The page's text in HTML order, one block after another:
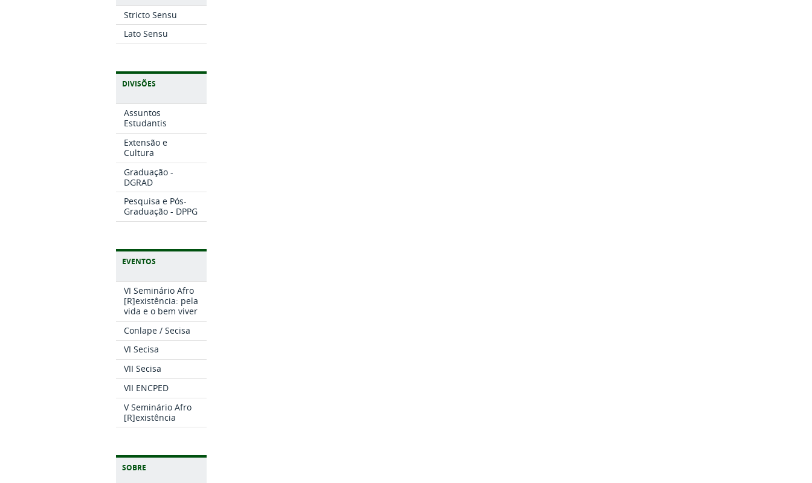
Stricto Sensu
Lato Sensu
DIVISÕES
Assuntos
Estudantis
Extensão e
Cultura
Graduação -
DGRAD
Pesquisa e Pós-
Graduação - DPPG
EVENTOS
VI Seminário Afro
[R]existência: pela
vida e o bem viver
Conlape / Secisa
VI Secisa
VII Secisa
VII ENCPED
V Seminário Afro
[R]existência
SOBRE